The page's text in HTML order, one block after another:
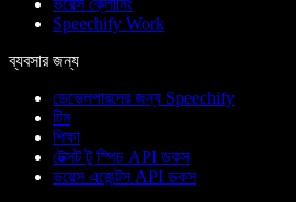
Speechify Work
ব্যবসার জন্য
ডেভেলপারদের জন্য Speechify
টিম
শিক্ষা
টেক্সট টু স্পিচ API ডকস
ভয়েস এজেন্টস API ডকস